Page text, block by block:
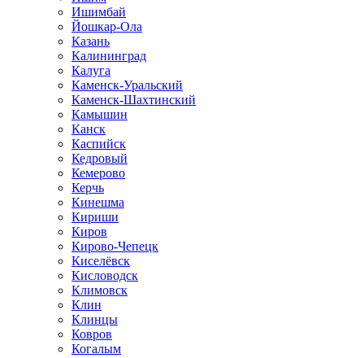
Ишимбай
Йошкар-Ола
Казань
Калининград
Калуга
Каменск-Уральский
Каменск-Шахтинский
Камышин
Канск
Каспийск
Кедровый
Кемерово
Керчь
Кинешма
Кириши
Киров
Кирово-Чепецк
Киселёвск
Кисловодск
Климовск
Клин
Клинцы
Ковров
Когалым